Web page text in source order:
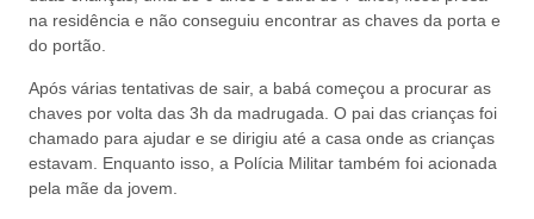
na residência e não conseguiu encontrar as chaves da porta e
do portão.
Após várias tentativas de sair, a babá começou a procurar as
chaves por volta das 3h da madrugada. O pai das crianças foi
chamado para ajudar e se dirigiu até a casa onde as crianças
estavam. Enquanto isso, a Polícia Militar também foi acionada
pela mãe da jovem.